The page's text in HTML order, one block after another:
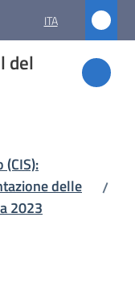
ITA
del
delle
2023
/